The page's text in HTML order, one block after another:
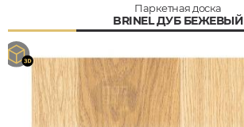
Паркетная доска
BRINEL ДУБ БЕЖЕВЫЙ